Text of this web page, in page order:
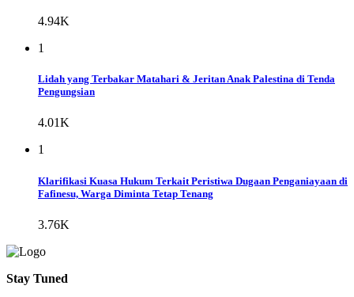
4.94K
1
Lidah yang Terbakar Matahari & Jeritan Anak Palestina di Tenda
Pengungsian
4.01K
1
Klarifikasi Kuasa Hukum Terkait Peristiwa Dugaan Penganiayaan di
Fafinesu, Warga Diminta Tetap Tenang
3.76K
Stay Tuned